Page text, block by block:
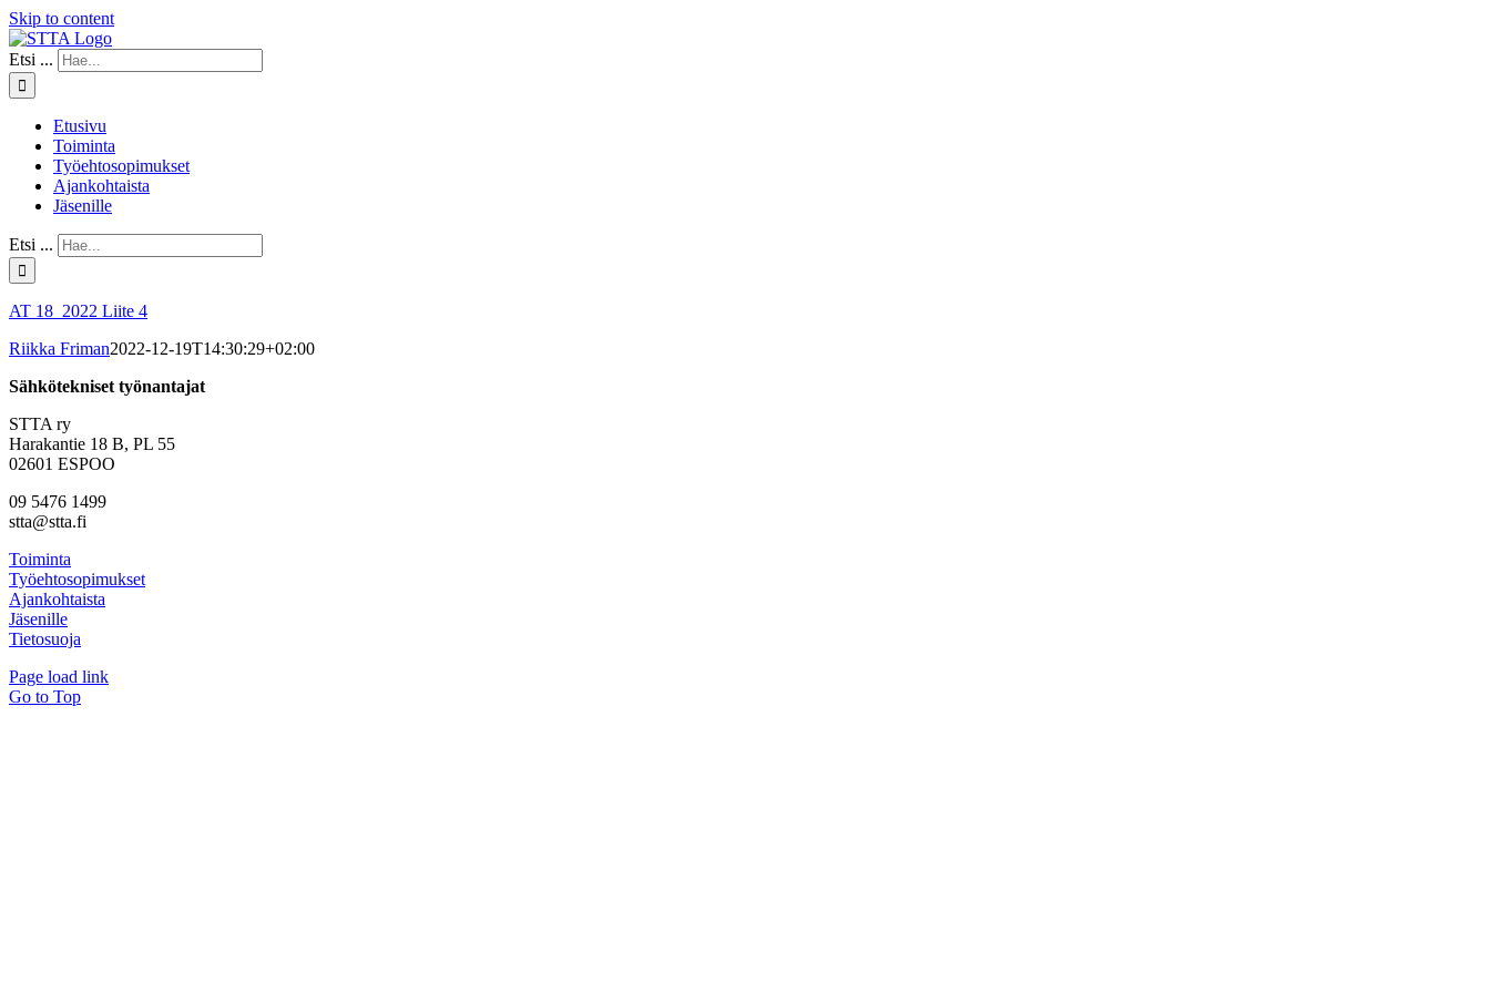
Skip to content
Etsi ...
Etusivu
Toiminta
Työehtosopimukset
Ajankohtaista
Jäsenille
Etsi ...
AT 18_2022 Liite 4
Riikka Friman2022-12-19T14:30:29+02:00
Sähkötekniset työnantajat
STTA ry
Harakantie 18 B, PL 55
02601 ESPOO
09 5476 1499
stta@stta.fi
Toiminta
Työehtosopimukset
Ajankohtaista
Jäsenille
Tietosuoja
Page load link
Go to Top